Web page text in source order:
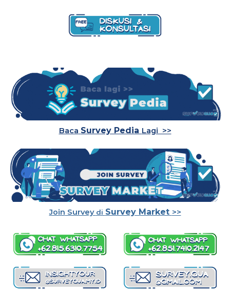
Baca Survey Pedia Lagi >>
Join Survey di Survey Market >>